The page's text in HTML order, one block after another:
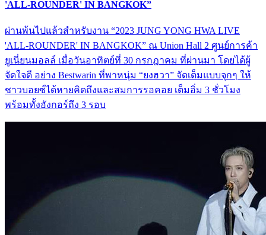
'ALL-ROUNDER' IN BANGKOK”
ผ่านพ้นไปแล้วสำหรับงาน “2023 JUNG YONG HWA LIVE
'ALL-ROUNDER' IN BANGKOK” ณ Union Hall 2 ศูนย์การค้า
ยูเนี่ยนมอลล์ เมื่อวันอาทิตย์ที่ 30 กรกฎาคม ที่ผ่านมา โดยได้ผู้
จัดใจดี อย่าง Bestwarin ที่พาหนุ่ม “ยงฮวา” จัดเต็มแบบจุกๆ ให้
ชาวบอยซ์ได้หายคิดถึงและสมการรอคอย เต็มอิ่ม 3 ชั่วโมง
พร้อมทั้งอังกอร์ถึง 3 รอบ